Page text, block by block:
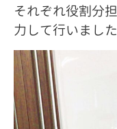
それぞれ役割分
力して行いました